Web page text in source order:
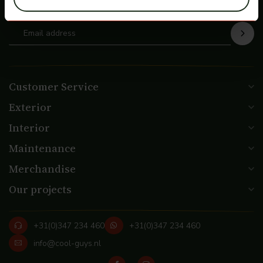
de hoogte
Customer Service
Exterior
Interior
Maintenance
Merchandise
Our projects
+31(0)347 234 460
+31(0)347 234 460
info@cool-guys.nl